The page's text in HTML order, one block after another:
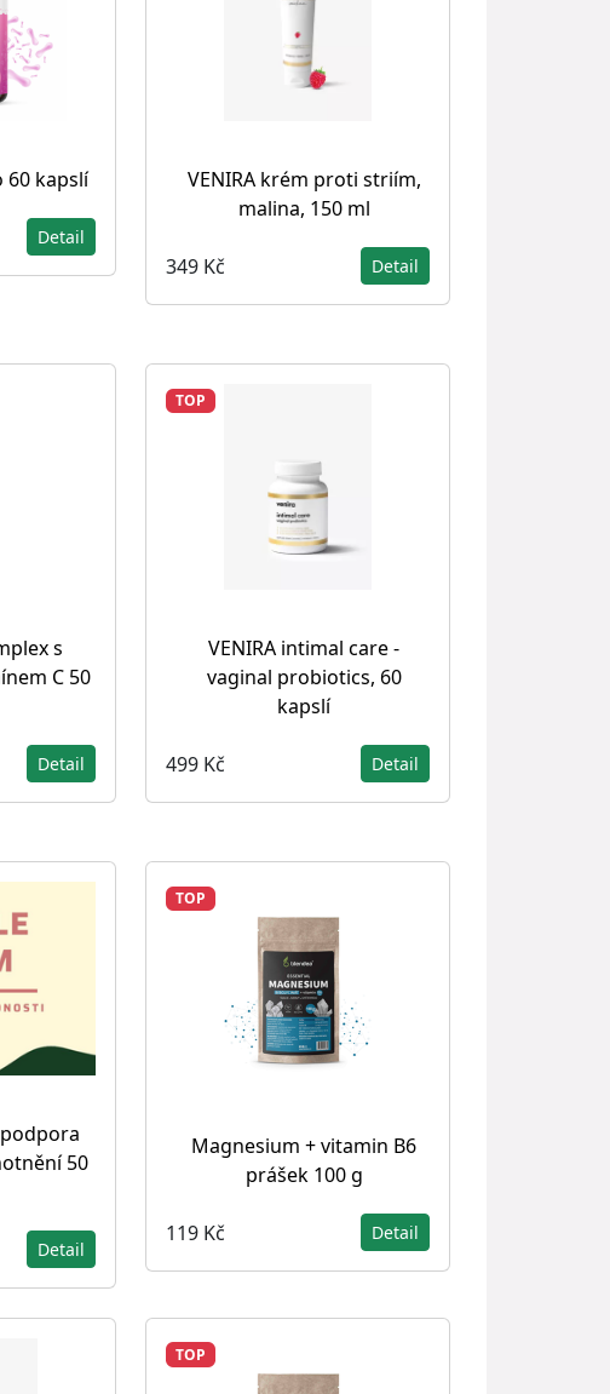
60 kapslí
Detail
VENIRA krém proti striím,
malina, 150 ml
349 Kč Detail
s
C 50
Detail
TOP
VENIRA intimal care -
vaginal probiotics, 60
kapslí
499 Kč Detail
50
Detail
TOP
Magnesium + vitamin B6
prášek 100 g
119 Kč Detail
TOP